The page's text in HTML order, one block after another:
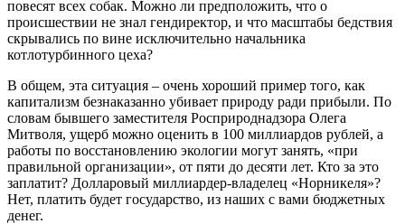
повесят всех собак. Можно ли предположить, что о
происшествии не знал гендиректор, и что масштабы бедствия
скрывались по вине исключительно начальника
котлотурбинного цеха?
В общем, эта ситуация – очень хороший пример того, как
капитализм безнаказанно убивает природу ради прибыли. По
словам бывшего заместителя Росприроднадзора Олега
Митволя, ущерб можно оценить в 100 миллиардов рублей, а
работы по восстановлению экологии могут занять, «при
правильной организации», от пяти до десяти лет. Кто за это
заплатит? Долларовый миллиардер-владелец «Норникеля»?
Нет, платить будет государство, из наших с вами бюджетных
денег.